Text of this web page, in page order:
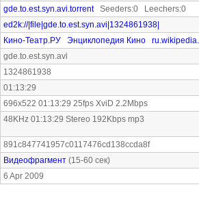
gde.to.est.syn.avi.torrentSeeders:0 Leechers:0
ed2k://|file|gde.to.est.syn.avi|1324861938|
Кино-Театр.РУ Энциклопедия Кино
gde.to.est.syn.avi
1324861938
01:13:29
696x522 01:13:29 25fps XviD 2.2Mbps
48KHz 01:13:29 Stereo 192Kbps mp3
891c847741957c0117476cd138ccda8f
Видеофрагмент (15-60 сек)
6 Apr 2009